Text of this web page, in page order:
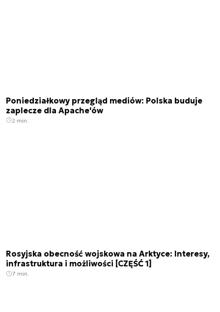
Poniedziałkowy przegląd mediów: Polska buduje
zaplecze dla Apache'ów
2 min.
Rosyjska obecność wojskowa na Arktyce: Interesy,
infrastruktura i możliwości [CZĘŚĆ 1]
7 min.